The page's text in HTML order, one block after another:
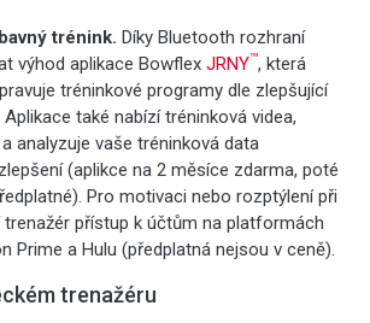
trénink. Díky Bluetooth rozhraní
výhod aplikace Bowflex JRNY™, která
tréninkové programy dle zlepšující
také nabízí tréninková videa,
analyzuje vaše tréninková data
(aplikce na 2 měsíce zdarma, poté
Pro motivaci nebo rozptýlení při
trenažér přístup k účtům na platformách
Prime a Hulu (předplatná nejsou v ceně).
trenažéru